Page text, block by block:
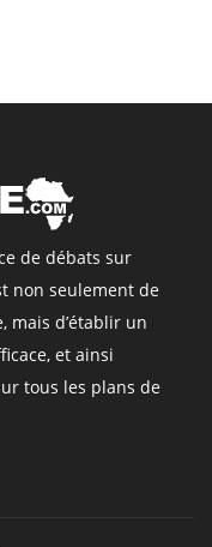
de débats sur
non seulement de
mais d’établir un
et ainsi
tous les plans de